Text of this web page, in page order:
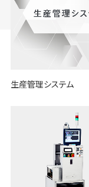
生産管理システム